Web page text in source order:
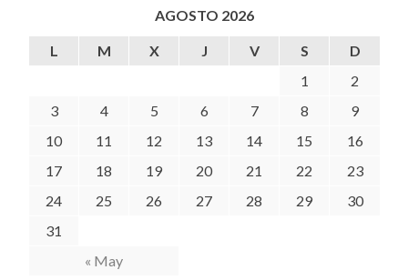
AGOSTO 2026
L M X J V S D
« May
1
2
3
4 5 6 7 8
9
10
11 12 13 14 15
16
17
18 19 20 21 22
23
24
25 26 27 28 29
30
31